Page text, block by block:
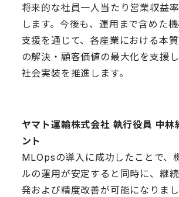
将来的な社員一人当たり営業収益
します。今後も、運用まで含めた
支援を通じて、各産業における本
の解決・顧客価値の最大化を支援
社会実装を推進します。
ヤマト運輸株式会社 執行役員 中
ント
MLOpsの導入に成功したことで、
ルの運用が安定すると同時に、継
発および精度改善が可能になりま